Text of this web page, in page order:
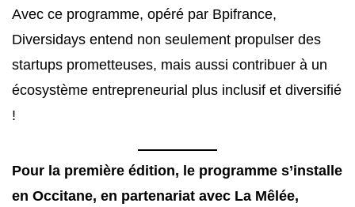
Avec ce programme, opéré par Bpifrance,
Diversidays entend non seulement propulser des
startups prometteuses, mais aussi contribuer à un
écosystème entrepreneurial plus inclusif et diversifié
!
Pour la première édition, le programme s’installe
en Occitane, en partenariat avec La Mêlée,